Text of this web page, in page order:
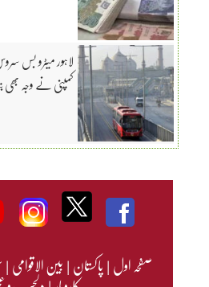
لاہور میٹرو بس
کمپنی نے وجہ بھی
صفحہ اول|پاکستان|بین الاقوامی|